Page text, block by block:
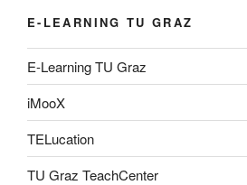
E-LEARNING TU GRAZ
E-Learning TU Graz
iMooX
TELucation
TU Graz TeachCenter